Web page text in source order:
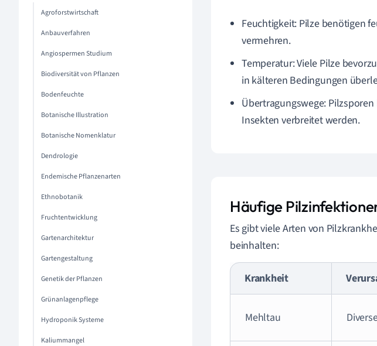
Agroforstwirtschaft
Anbauverfahren
Angiospermen Studium
Biodiversität von Pflanzen
Bodenfeuchte
Botanische Illustration
Botanische Nomenklatur
Dendrologie
Endemische Pflanzenarten
Ethnobotanik
Fruchtentwicklung
Gartenarchitektur
Gartengestaltung
Genetik der Pflanzen
Grünanlagenpflege
Hydroponik Systeme
Kaliummangel
Feuchtigkeit: Pilze benötigen
vermehren.
Temperatur: Viele Pilze
in kälteren Bedingungen
Übertragungswege:
Insekten verbreitet werden.
Häufige
Es gibt viele Arten von
beinhalten:
Krankheit
Mehltau